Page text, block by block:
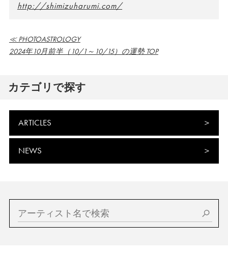
http://shimizuharumi.com/
≪ PHOTOASTROLOGY
2024年10月前半（10/1～10/15）の運勢 TOP
カテゴリで探す
ARTICLES
NEWS